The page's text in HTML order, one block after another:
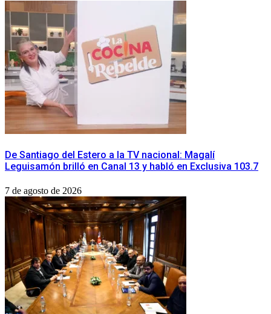
De Santiago del Estero a la TV nacional: Magalí
Leguisamón brilló en Canal 13 y habló en Exclusiva 103.7
7 de agosto de 2026